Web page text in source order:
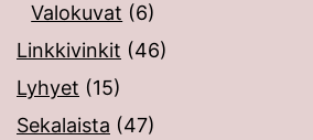
Valokuvat (6)
Linkkivinkit (46)
Lyhyet (15)
Sekalaista (47)